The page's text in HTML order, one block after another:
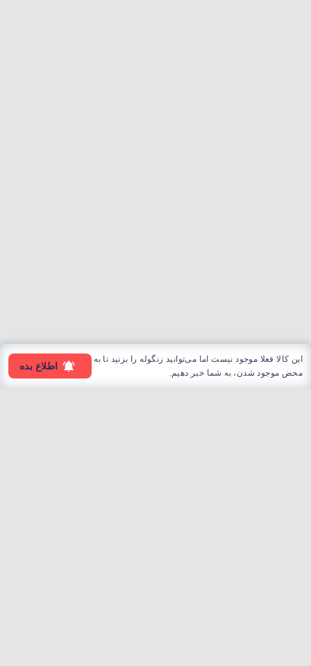
این کالا فعلا موجود نیست اما می‌توانید زنگوله را بزنید تا به
محض موجود شدن، به شما خبر دهیم.
اطلاع بده